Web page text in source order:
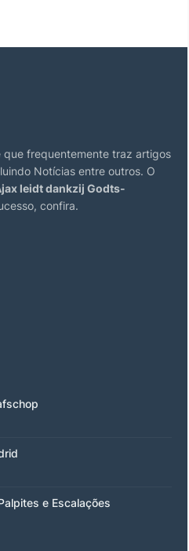
que frequentemente traz artigos
Notícias entre outros. O
leidt dankzij Godts-
confira.
e Escalações